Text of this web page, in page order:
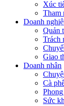
Xúc
Tham
Doanh
Quản
Trách
Giao
Doanh nhân
Cà
Sức